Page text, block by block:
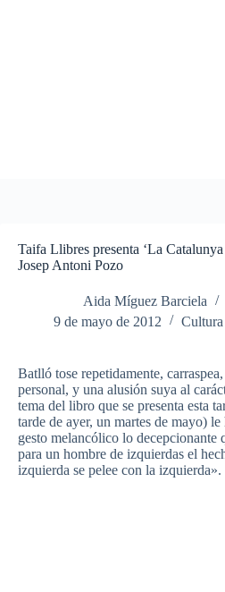
Taifa Llibres presenta ‘La
Josep Antoni Pozo
Aida Míguez Barciela
9 de mayo de 2012
Cultura
Batlló tose repetidamente,
personal, y una alusión suya al
tema del libro que se presenta esta
tarde de ayer, un martes de mayo)
gesto melancólico lo decepcionante
para un hombre de izquierdas el
izquierda se pelee con la izquierda».